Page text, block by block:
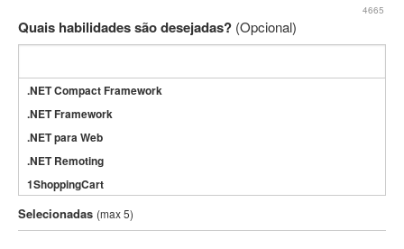
4665
Quais habilidades são desejadas? (Opcional)
.NET Compact Framework
.NET Framework
.NET para Web
.NET Remoting
1ShoppingCart
3DS Max
3GSM
Selecionadas (max 5)